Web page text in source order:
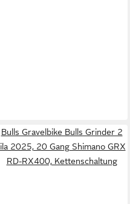
Bulls Gravelbike Bulls Grinder 2
lila 2025, 20 Gang Shimano GRX
RD-RX400, Kettenschaltung